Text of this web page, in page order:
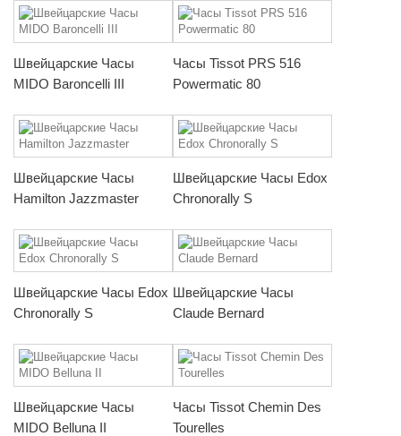
Швейцарские Часы
MIDO Baroncelli III
Часы Tissot PRS 516
Powermatic 80
Швейцарские Часы
Hamilton Jazzmaster
Швейцарские Часы Edox
Chronorally S
Швейцарские Часы Edox
Chronorally S
Швейцарские Часы
Claude Bernard
Швейцарские Часы
MIDO Belluna II
Часы Tissot Chemin Des
Tourelles